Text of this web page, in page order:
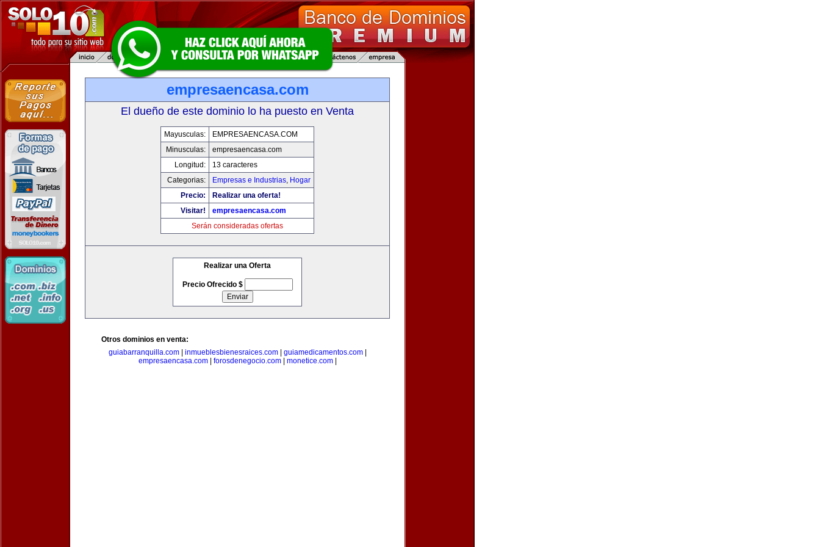
empresaencasa.com
El dueño de este dominio lo ha puesto en Venta
Mayusculas:
EMPRESAENCASA.COM
Minusculas:
empresaencasa.com
Longitud:
13 caracteres
Categorias:
Empresas e Industrias, Hogar
Precio:
Realizar una oferta!
Visitar!
empresaencasa.com
Serán consideradas ofertas
Realizar una Oferta
Precio Ofrecido $
Otros dominios en venta:
guiabarranquilla.com| inmueblesbienesraices.com| guiamedicamentos.com|
empresaencasa.com| forosdenegocio.com| monetice.com|